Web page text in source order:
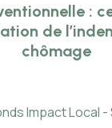
:
de
chômage
Impact Local